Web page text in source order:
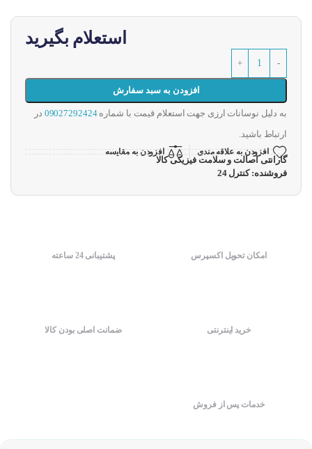
استعلام بگیرید
افزودن به سبد سفارش
به دلیل نوسانات ارزی جهت استعلام قیمت با شماره09027292424 در
ارتباط باشید.
افزودن به علاقه مندی افزودن به مقایسه
گارانتی اصالت و سلامت فیزیکی کالا
فروشنده: کنترل 24
امکان تحویل اکسپرس پشتیبانی 24 ساعته
خرید اینترنتی ضمانت اصلی بودن کالا
خدمات پس از فروش